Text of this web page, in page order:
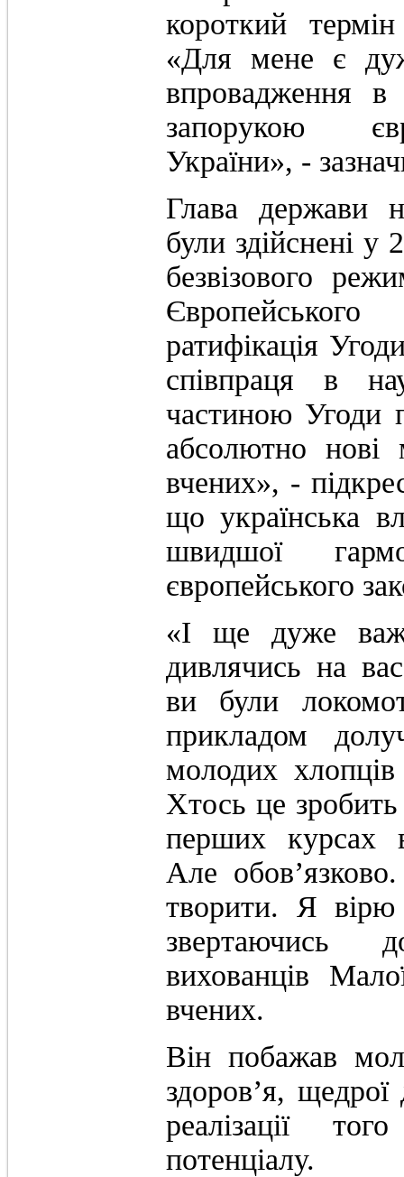
короткий
«Для мене є
впровадження в
запорукою
України», -
Глава держави
були здійснені
безвізового
ратифікація
співпраця в
частиною Угоди
абсолютно нові
вчених», -
що українська
швидшої
європейського
«І ще дуже
дивлячись на
ви були
прикладом
молодих
Хтось це
перших курсах
Але
творити. Я
звертаючись
вихованців
вчених.
Він побажав
здоров’я, щедрої
реалізації
потенціалу.